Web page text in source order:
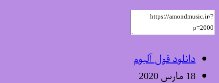
دانلود فول آلبوم
18 مارس 2020